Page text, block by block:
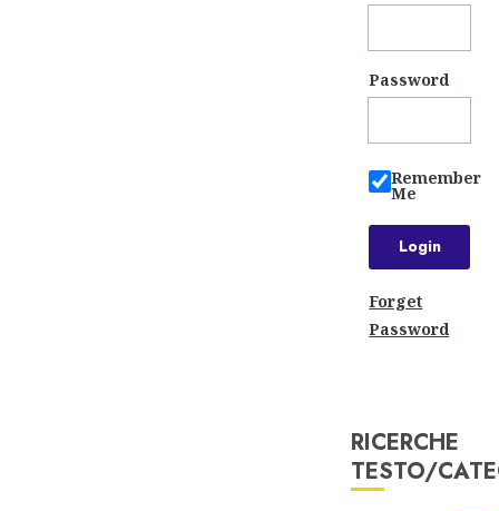
Password
Remember
Me
Forget
Password
RICERCHE
TESTO/